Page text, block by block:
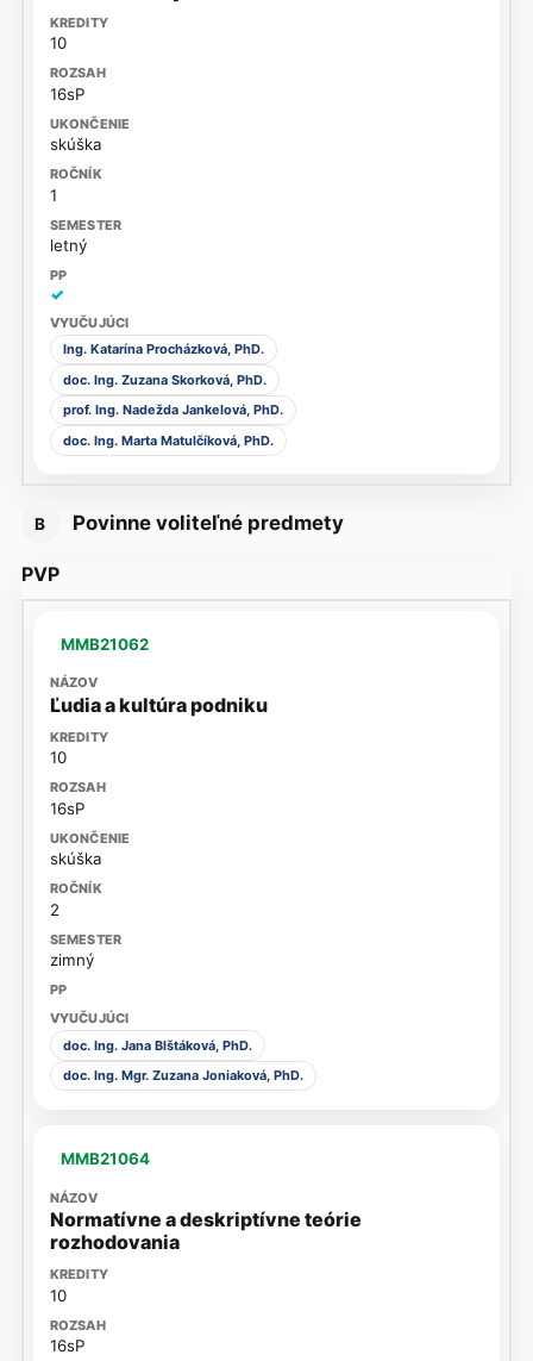
10
16sP
skúška
1
letný
✓
Ing. Katarína Procházková, PhD.
doc. Ing. Zuzana Skorková, PhD.
prof. Ing. Nadežda Jankelová, PhD.
doc. Ing. Marta Matulčíková, PhD.
B Povinne voliteľné predmety
PVP
MMB21062
Ľudia a kultúra podniku
10
16sP
skúška
2
zimný
doc. Ing. Jana Blštáková, PhD.
doc. Ing. Mgr. Zuzana Joniaková, PhD.
MMB21064
Normatívne a deskriptívne teórie
rozhodovania
10
16sP